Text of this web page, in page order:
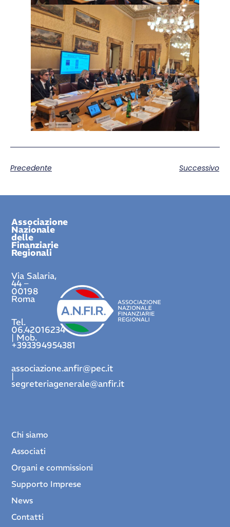
Precedente Successivo
Associazione
Nazionale
delle
Finanziarie
Regionali
Via Salaria,
44 –
00198
Roma
Tel.
06.42016234
| Mob.
+393394954381
associazione.anfir@pec.it
|
segreteriagenerale@anfir.it
Chi siamo
Associati
Organi e commissioni
Supporto Imprese
News
Contatti